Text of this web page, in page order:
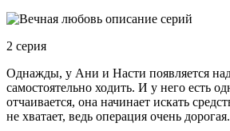
2 серия
Однажды, у Ани и Насти появляется
самостоятельно ходить. И у него есть
отчаивается, она начинает искать
не хватает, ведь операция очень дорогая.